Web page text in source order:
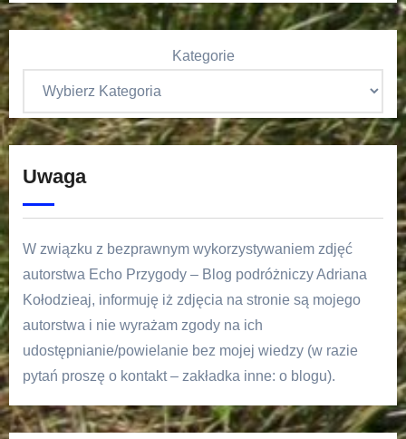
Kategorie
Uwaga
W związku z bezprawnym wykorzystywaniem zdjęć
autorstwa Echo Przygody – Blog podróżniczy Adriana
Kołodzieaj, informuję iż zdjęcia na stronie są mojego
autorstwa i nie wyrażam zgody na ich
udostępnianie/powielanie bez mojej wiedzy (w razie
pytań proszę o kontakt – zakładka inne: o blogu).